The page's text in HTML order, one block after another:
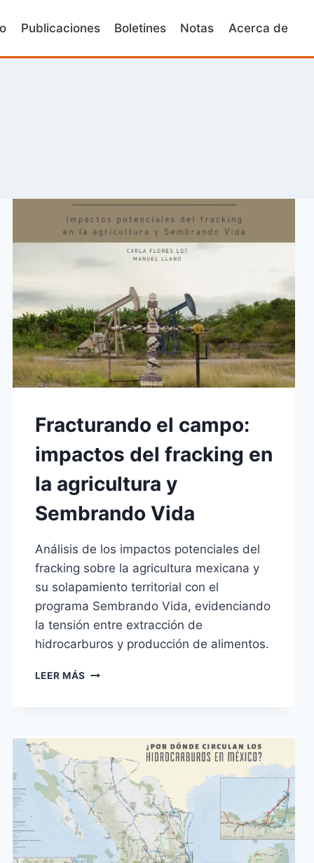
Publicaciones Boletines Notas Acerca de
Fracturando el campo:
impactos del fracking en
la agricultura y
Sembrando Vida
Análisis de los impactos potenciales del
fracking sobre la agricultura mexicana y
su solapamiento territorial con el
programa Sembrando Vida, evidenciando
la tensión entre extracción de
hidrocarburos y producción de alimentos.
LEER MÁS FRACTURANDO
EN
LA
AGRICULTURA
Y
SEMBRANDO
VIDA